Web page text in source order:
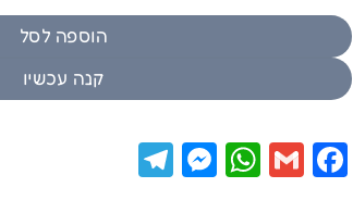
הוספה לסל
קנה עכשיו
Facebook
Gmail
WhatsApp
Messenger